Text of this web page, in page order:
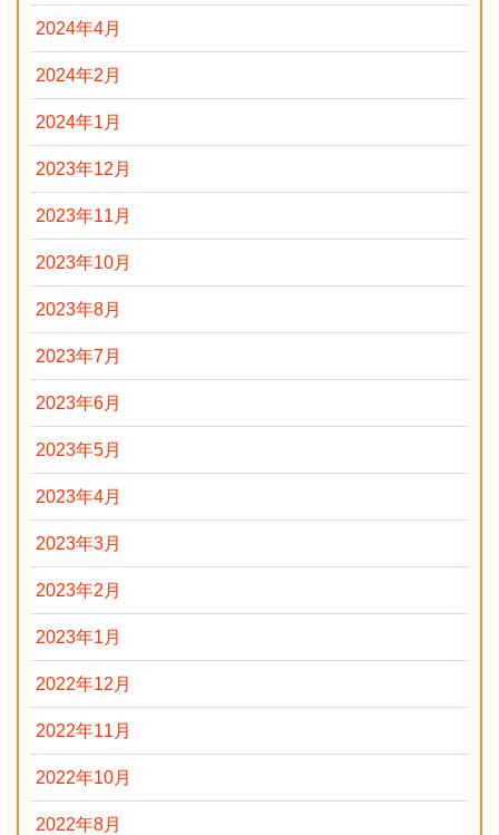
2024年4月
2024年2月
2024年1月
2023年12月
2023年11月
2023年10月
2023年8月
2023年7月
2023年6月
2023年5月
2023年4月
2023年3月
2023年2月
2023年1月
2022年12月
2022年11月
2022年10月
2022年8月